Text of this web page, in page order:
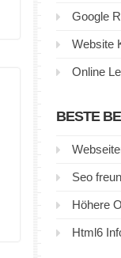
Google
Website
Online
BESTE
Seo
Höhere
Html6